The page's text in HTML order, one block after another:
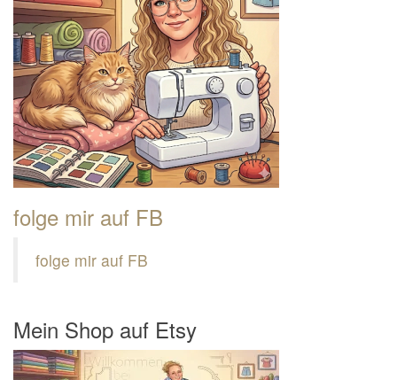
folge mir auf FB
folge mir auf FB
Mein Shop auf Etsy